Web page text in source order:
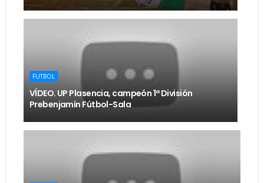
FUTBOL
VÍDEO. UP Plasencia, campeón 1ª División
Prebenjamín Fútbol-Sala